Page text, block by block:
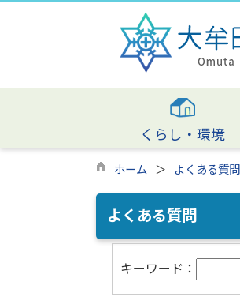
くらし・環境
ホーム よくある質問
よくある質問
キーワード：